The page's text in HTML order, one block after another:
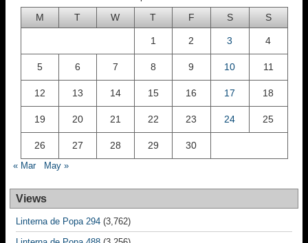
M T W T F S S
1 2 3 4
5 6 7 8 9 10 11
12 13 14 15 16 17 18
19 20 21 22 23 24 25
26 27 28 29 30
« Mar May »
Views
Linterna de Popa 294 (3,762)